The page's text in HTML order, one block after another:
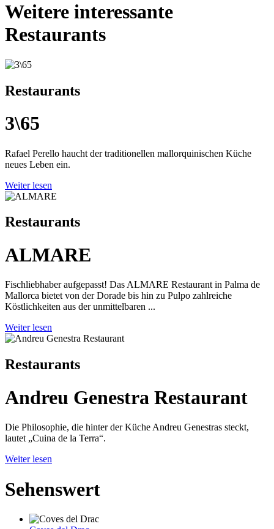
Weitere interessante
Restaurants
Restaurants
3\65
Rafael Perello haucht der traditionellen mallorquinischen Küche
neues Leben ein.
Weiter lesen
Restaurants
ALMARE
Fischliebhaber aufgepasst! Das ALMARE Restaurant in Palma de
Mallorca bietet von der Dorade bis hin zu Pulpo zahlreiche
Köstlichkeiten aus der unmittelbaren ...
Weiter lesen
Restaurants
Andreu Genestra Restaurant
Die Philosophie, die hinter der Küche Andreu Genestras steckt,
lautet „Cuina de la Terra“.
Weiter lesen
Sehenswert